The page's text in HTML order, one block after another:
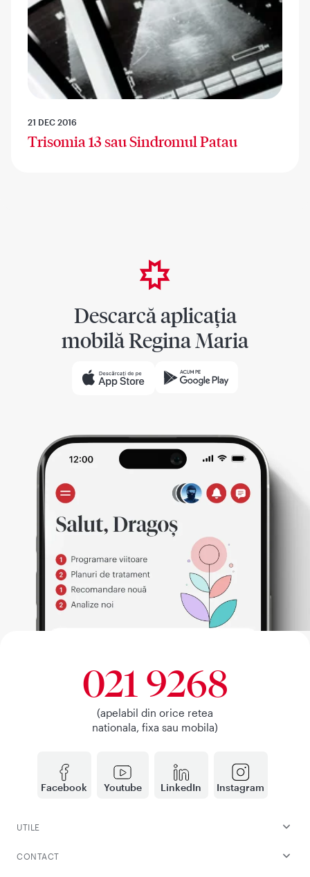
21 DEC 2016
Trisomia 13 sau Sindromul Patau
Descarcă aplicația
mobilă Regina Maria
Facebook Youtube LinkedIn Instagram
021 9268
(apelabil din orice retea
nationala, fixa sau mobila)
UTILE
CONTACT